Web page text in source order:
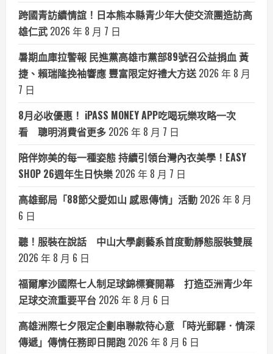
跨國青訪續情誼！日本熊本縣青少年大使交流團造訪高
雄仁武 2026 年 8 月 7 日
暑期血庫拉警報 民進黨高雄市黨部89號召公益捐血 黃
捷、賴瑞隆挽袖響應 豐富限定好禮大方送 2026 年 8 月
7 日
8月必收優惠！ iPASS MONEY APP吃喝玩樂攻略一次
看 聰明消費省更多 2026 年 8 月 7 日
陪伴妳美的每一種姿態 持續引領台灣內衣美學！EASY
SHOP 26週年生日快樂 2026 年 8 月 7 日
高雄郵局「88節父愛如山 感恩傳情」活動 2026 年 8 月
6 日
聽！服裝在說話 中山大學劇藝系首度動靜態服裝雙展
2026 年 8 月 6 日
福爾摩沙國際七人制足球錦標賽開幕 打造亞洲青少年
足球交流重要平台 2026 年 8 月 6 日
高雄洲際七夕限定企劃串聯款待心意 「時光郵驛．情深
傳遞」傳情任務即日開跑 2026 年 8 月 6 日